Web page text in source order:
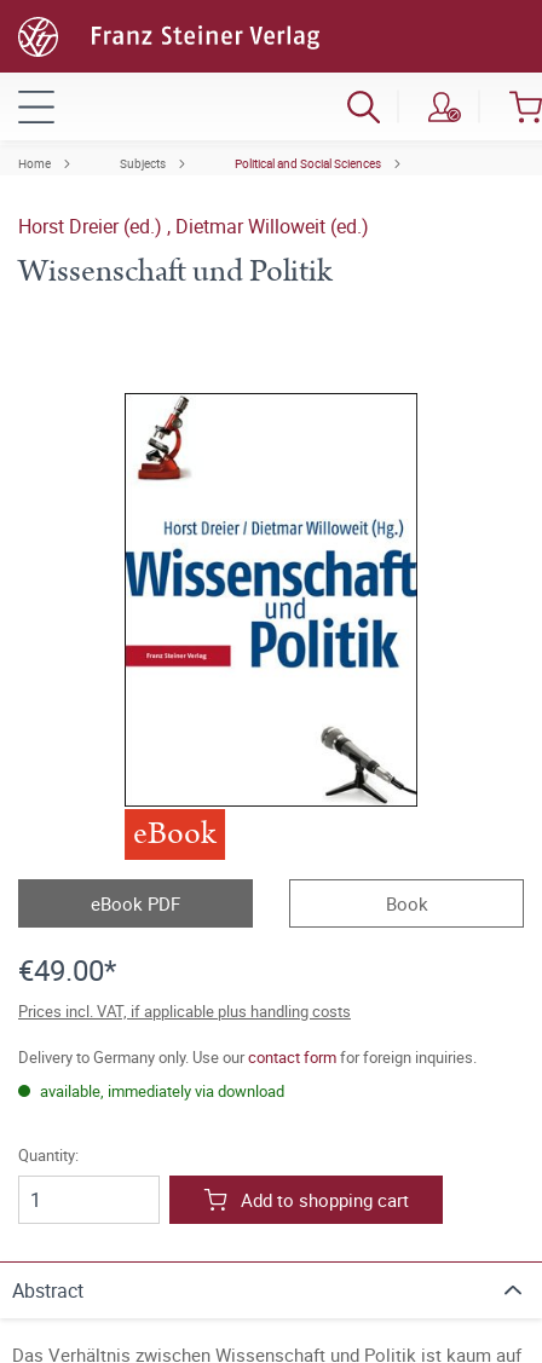
Home Subjects Political and Social Sciences
Horst Dreier (ed.) , Dietmar Willoweit (ed.)
Wissenschaft und Politik
eBook
eBook PDF Book
€49.00*
Prices incl. VAT, if applicable plus handling costs
Delivery to Germany only. Use ourcontact formfor foreign inquiries.
available, immediately via download
Quantity:
Add to shopping cart
Abstract
Das Verhältnis zwischen Wissenschaft und Politik ist kaum auf